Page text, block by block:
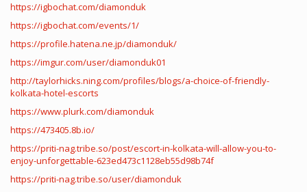
https://igbochat.com/diamonduk
https://igbochat.com/events/1/
https://profile.hatena.ne.jp/diamonduk/
https://imgur.com/user/diamonduk01
http://taylorhicks.ning.com/profiles/blogs/a-choice-of-friendly-
kolkata-hotel-escorts
https://www.plurk.com/diamonduk
https://473405.8b.io/
https://priti-nag.tribe.so/post/escort-in-kolkata-will-allow-you-to-
enjoy-unforgettable-623ed473c1128eb55d98b74f
https://priti-nag.tribe.so/user/diamonduk